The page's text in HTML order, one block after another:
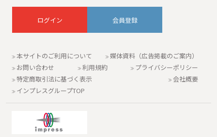
会員登録
本サイトのご利用について
媒体資料（広告掲載のご案内）
お問い合わせ
利用規約
プライバシーポリシー
特定商取引法に基づく表示
会社概要
インプレスグループTOP